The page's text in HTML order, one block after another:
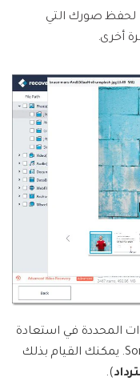
لحفظ صورك التي
أخرى.
المحددة في استعادة
الصور المحذوفة من كاميرا Sony Cybershot. يمكنك القيام بذلك
).